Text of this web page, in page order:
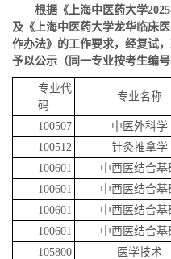
根据《上海中医药大学
及《上海中医药大学龙华临床
作办法》的工作要求，经复试
予以公示（同一专业按考生编号
专业代
码
专业名称
100507 中医外科学
100512
针灸推拿学
100601
中西医结合基
100601
中西医结合基
100601
中西医结合基
100601
中西医结合基
105800
医学技术